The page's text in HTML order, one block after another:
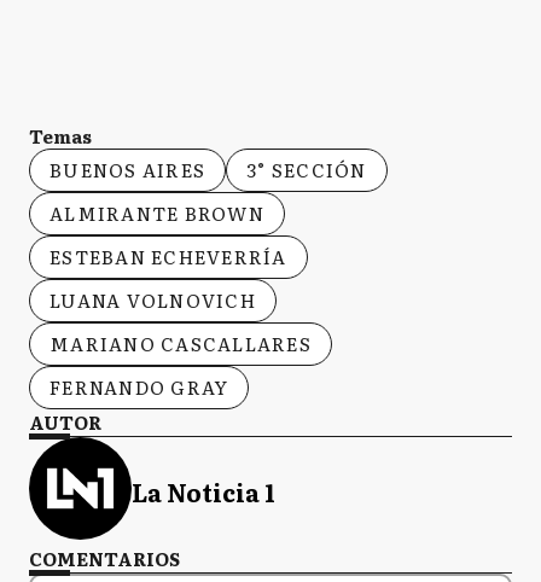
Temas
BUENOS AIRES
3° SECCIÓN
ALMIRANTE BROWN
ESTEBAN ECHEVERRÍA
LUANA VOLNOVICH
MARIANO CASCALLARES
FERNANDO GRAY
AUTOR
La Noticia 1
COMENTARIOS